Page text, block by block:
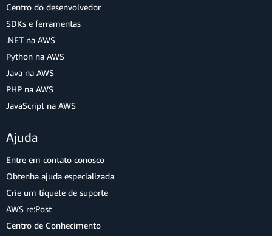
Centro do desenvolvedor
SDKs e ferramentas
.NET na AWS
Python na AWS
Java na AWS
PHP na AWS
JavaScript na AWS
Ajuda
Entre em contato conosco
Obtenha ajuda especializada
Crie um tíquete de suporte
AWS re:Post
Centro de Conhecimento